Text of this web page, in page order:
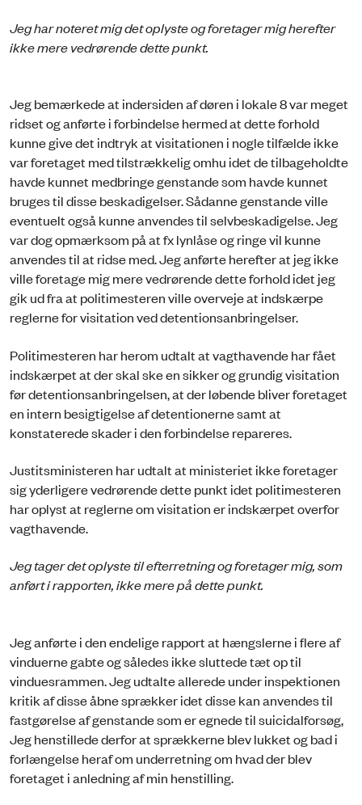
Jeg har noteret mig det oplyste og foretager mig herefter
ikke mere vedrørende dette punkt.
Jeg bemærkede at indersiden af døren i lokale 8 var meget
ridset og anførte i forbindelse hermed at dette forhold
kunne give det indtryk at visitationen i nogle tilfælde ikke
var foretaget med tilstrækkelig omhu idet de tilbageholdte
havde kunnet medbringe genstande som havde kunnet
bruges til disse beskadigelser. Sådanne genstande ville
eventuelt også kunne anvendes til selvbeskadigelse. Jeg
var dog opmærksom på at fx lynlåse og ringe vil kunne
anvendes til at ridse med. Jeg anførte herefter at jeg ikke
ville foretage mig mere vedrørende dette forhold idet jeg
gik ud fra at politimesteren ville overveje at indskærpe
reglerne for visitation ved detentionsanbringelser.
Politimesteren har herom udtalt at vagthavende har fået
indskærpet at der skal ske en sikker og grundig visitation
før detentionsanbringelsen, at der løbende bliver foretaget
en intern besigtigelse af detentionerne samt at
konstaterede skader i den forbindelse repareres.
Justitsministeren har udtalt at ministeriet ikke foretager
sig yderligere vedrørende dette punkt idet politimesteren
har oplyst at reglerne om visitation er indskærpet overfor
vagthavende.
Jeg tager det oplyste til efterretning og foretager mig, som
anført i rapporten, ikke mere på dette punkt.
Jeg anførte i den endelige rapport at hængslerne i flere af
vinduerne gabte og således ikke sluttede tæt op til
vinduesrammen. Jeg udtalte allerede under inspektionen
kritik af disse åbne sprækker idet disse kan anvendes til
fastgørelse af genstande som er egnede til suicidalforsøg,
Jeg henstillede derfor at sprækkerne blev lukket og bad i
forlængelse heraf om underretning om hvad der blev
foretaget i anledning af min henstilling.